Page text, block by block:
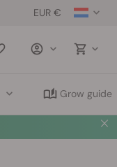
EUR €
Saved
Grow guide